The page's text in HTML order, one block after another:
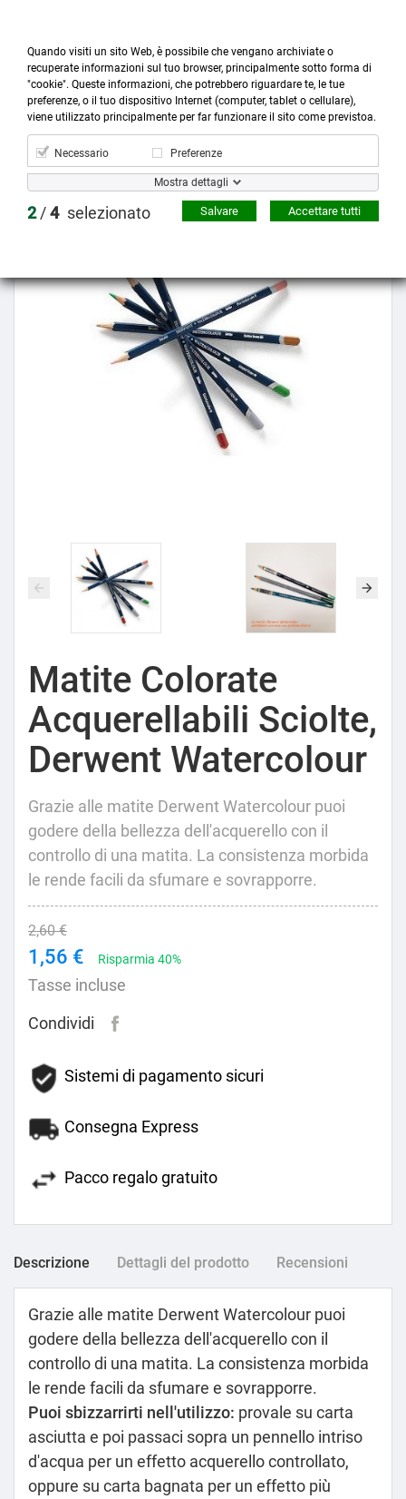

Prodotti

Account

Cerca
more_horiz
Menù
shopping_cart
Prezzo scontato
Matite Colorate
Acquerellabili Sciolte,
Derwent Watercolour
Grazie alle matite Derwent Watercolour puoi
godere della bellezza dell'acquerello con il
controllo di una matita. La consistenza morbida
le rende facili da sfumare e sovrapporre.
2,60 €
1,56 € Risparmia 40%
Tasse incluse
Condividi
Sistemi di pagamento sicuri
Consegna Express
Pacco regalo gratuito
Descrizione Dettagli del prodotto Recensioni
Grazie alle matite Derwent Watercolour puoi
godere della bellezza dell'acquerello con il
controllo di una matita. La consistenza morbida
le rende facili da sfumare e sovrapporre.
Puoi sbizzarrirti nell'utilizzo: provale su carta
asciutta e poi passaci sopra un pennello intriso
d'acqua per un effetto acquerello controllato,
oppure su carta bagnata per un effetto più
Quando visiti un sito Web, è possibile che vengano archiviate o
recuperate informazioni sul tuo browser, principalmente sotto forma di
"cookie". Queste informazioni, che potrebbero riguardare te, le tue
preferenze, o il tuo dispositivo Internet (computer, tablet o cellulare),
viene utilizzato principalmente per far funzionare il sito come previstoa.
Necessario Preferenze
Mostra dettagli
2/4 selezionato Accettare tutti
Salvare